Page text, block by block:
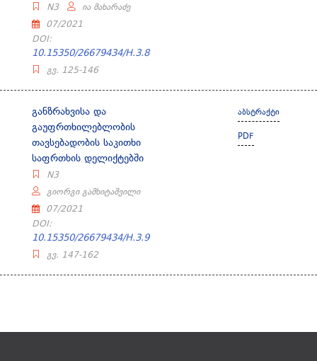
N3
ია მახარაძე
07/2021
DOI:
10.15350/26679434/H.3.8
გვ. 125-146
განზრახვისა და
გაუფრთხილებლობის
თავსებადობის საკითხი
საფრთხის დელიქტებში
N3
გიორგი გამხიტაშვილი
07/2021
DOI:
10.15350/26679434/H.3.9
გვ. 147-162
აბსტრაქტი
PDF